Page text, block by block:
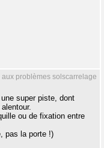
aux problèmes solscarrelage
super piste, dont
ou de fixation entre
pas la porte !)